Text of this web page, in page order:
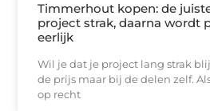
Timmerhout kopen: de
project strak, daarna wordt
eerlijk
Wil je dat je project lang strak
de prijs maar bij de delen zelf.
op recht